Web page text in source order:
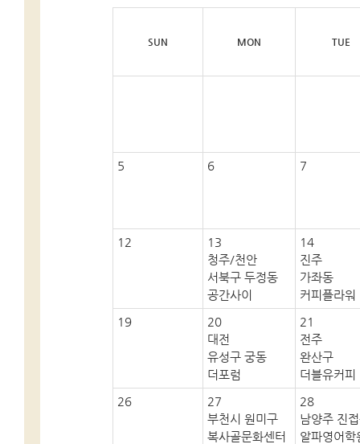
SUN MON TUE
5 6 7
12
13
청주/천안
서북구 두정동
공간사이
14
진주
가좌동
커피플라워
19
20
대전
유성구 궁동
더포럼
21
전주
완산구
더블유커피
26
27
부천시 원미구
복사골문화센터
28
남양주 진
알파영어학